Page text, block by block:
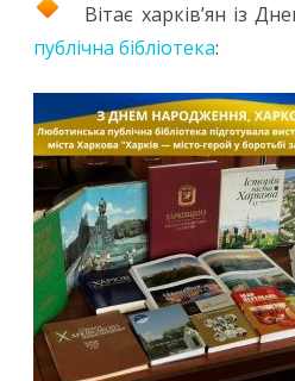
Вітає харків’ян із
публічна бібліотека: